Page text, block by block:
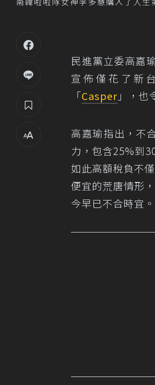
民進黨立委高嘉
宣佈僅花了新
「Casper 」，也
高嘉瑜指出，不
力，包含25%到
如此高額稅負不
便宜的荒唐情形
今早已不合時宜。